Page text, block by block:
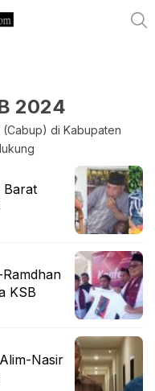
2024
(Cabup) di Kabupaten
Barat
KSB
Nasir